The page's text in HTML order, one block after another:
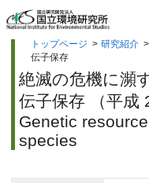
トップページ > 研究紹介 >
伝子保存
絶滅の危機に瀕
伝子保存 （平成
Genetic
species